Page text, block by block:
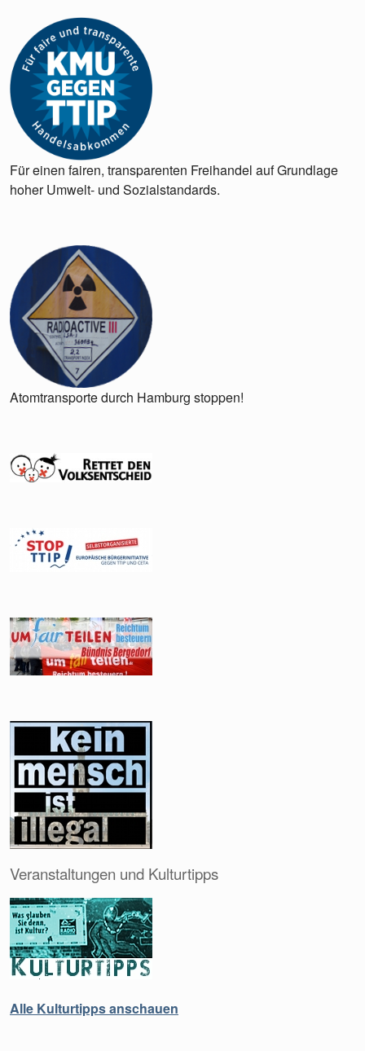
Für einen fairen, transparenten Freihandel auf Grundlage
hoher Umwelt- und Sozialstandards.
Atomtransporte durch Hamburg stoppen!
Veranstaltungen und Kulturtipps
Alle Kulturtipps anschauen